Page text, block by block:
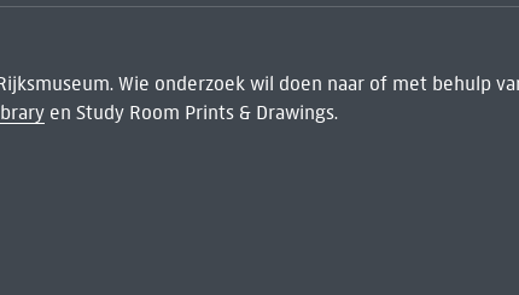
Wie onderzoek wil doen naar of met behulp
en Study Room Prints & Drawings.